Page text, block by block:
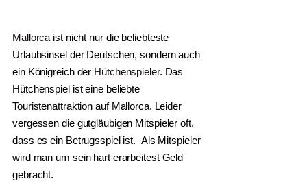
Mallorca ist nicht nur die beliebteste
Urlaubsinsel der Deutschen, sondern auch
ein Königreich der Hütchenspieler. Das
Hütchenspiel ist eine beliebte
Touristenattraktion auf Mallorca. Leider
vergessen die gutgläubigen Mitspieler oft,
dass es ein Betrugsspiel ist. Als Mitspieler
wird man um sein hart erarbeitest Geld
gebracht.